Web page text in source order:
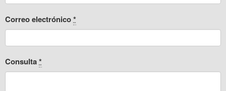
Correo electrónico*
Consulta*